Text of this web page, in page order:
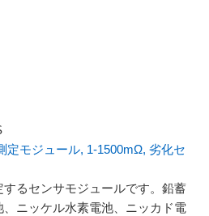
定モジュール, 1-1500mΩ, 劣化セ
るセンサモジュールです。鉛蓄
ニッケル水素電池、ニッカド電